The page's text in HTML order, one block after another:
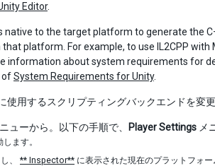
Editor.
native to the target platform to generate the
platform. For example, to use IL2CPP
information about system requirements for
ofSystem Requirements for Unity.
用するスクリプティングバックエンドを変
ューから。以下の手順で、 Player Settings メ
ます。
、 ** Inspector** に表示された現在のプラットフォー